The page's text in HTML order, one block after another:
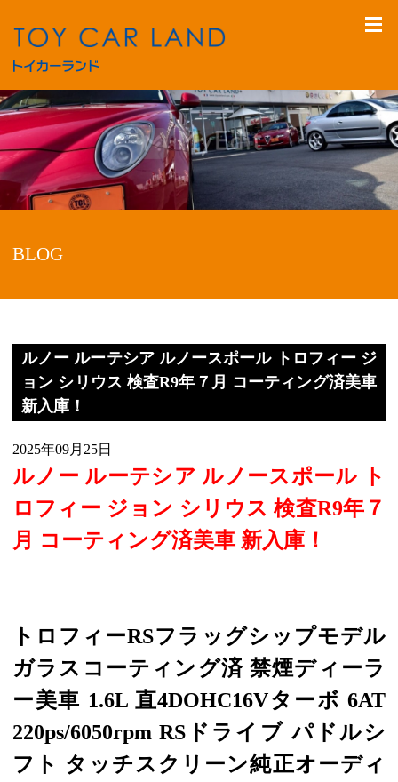
BLOG
ルノー ルーテシア ルノースポール トロフィー ジ
ョン シリウス 検査R9年７月 コーティング済美車
新入庫！
2025年09月25日
ルノー ルーテシア ルノースポール ト
ロフィー ジョン シリウス 検査R9年７
月 コーティング済美車 新入庫！
トロフィーRSフラッグシップモデル
ガラスコーティング済 禁煙ディーラ
ー美車 1.6L 直4DOHC16Vターボ 6AT
220ps/6050rpm RSドライブ パドルシ
フト タッチスクリーン純正オーディ